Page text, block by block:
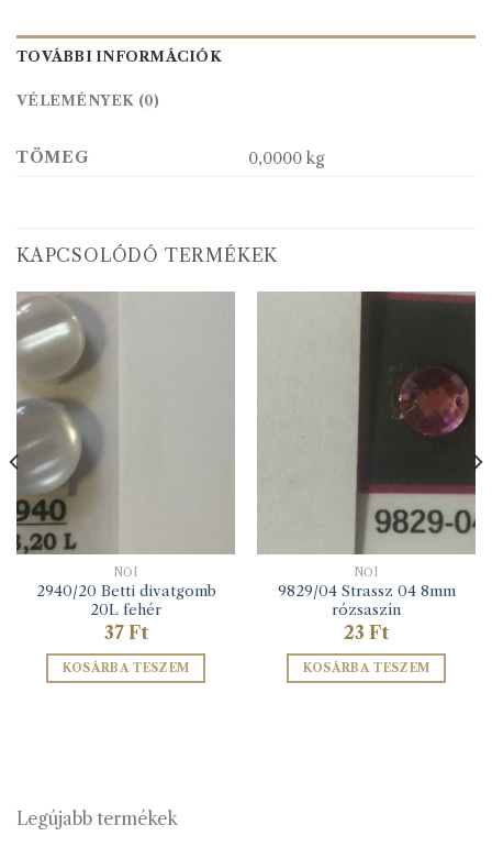
TOVÁBBI INFORMÁCIÓK
VÉLEMÉNYEK (0)
TÖMEG 0,0000 kg
KAPCSOLÓDÓ TERMÉKEK
NŐI
2940/20 Betti divatgomb
20L fehér
37 Ft
KOSÁRBA TESZEM
NŐI
9829/04 Strassz 04 8mm
rózsaszín
23 Ft
KOSÁRBA TESZEM
Legújabb termékek